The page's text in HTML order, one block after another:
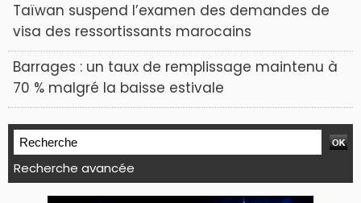
Taïwan suspend l’examen des demandes de
visa des ressortissants marocains
Barrages : un taux de remplissage maintenu à
70 % malgré la baisse estivale
Recherche avancée